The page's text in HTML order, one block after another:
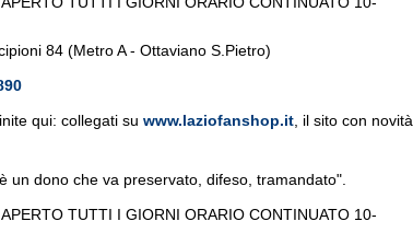
84 (Metro A - Ottaviano S.Pietro)
qui: collegati su www.laziofanshop.it , il sito con novità
un dono che va preservato, difeso, tramandato".
TUTTI I GIORNI ORARIO CONTINUATO 10-